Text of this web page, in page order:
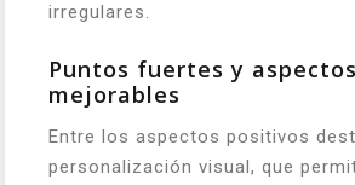
irregulares.
Puntos fuertes y aspectos
mejorables
Entre los aspectos positivos
personalización visual, que